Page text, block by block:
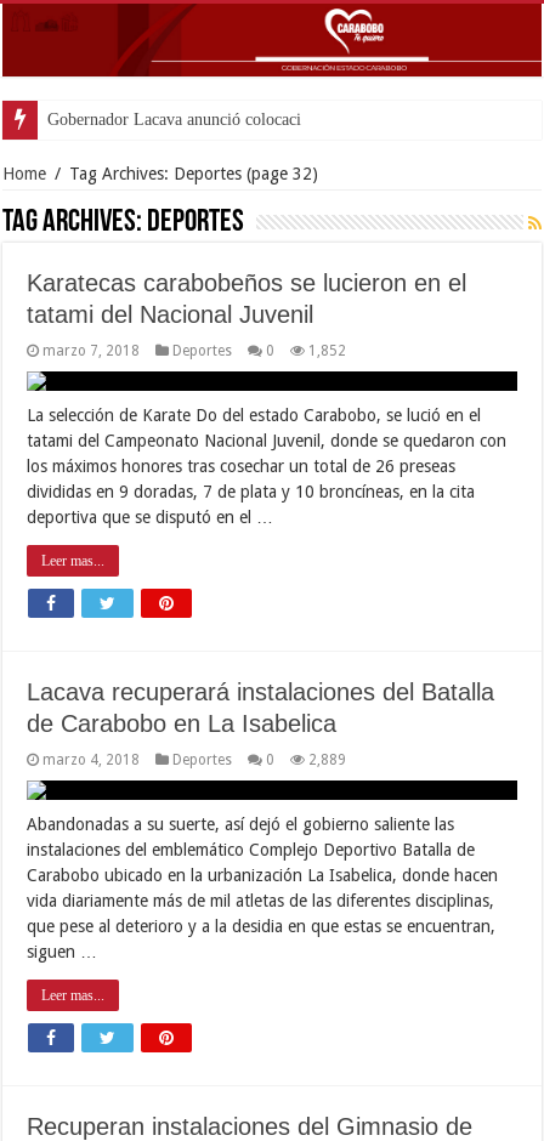
Gobernador Lacava anunció colocación de más de m
Home / Tag Archives: Deportes (page 32)
Tag Archives: Deportes
Karatecas carabobeños se lucieron en el
tatami del Nacional Juvenil
marzo 7, 2018 Deportes 0 1,852
La selección de Karate Do del estado Carabobo, se lució en el
tatami del Campeonato Nacional Juvenil, donde se quedaron con
los máximos honores tras cosechar un total de 26 preseas
divididas en 9 doradas, 7 de plata y 10 broncíneas, en la cita
deportiva que se disputó en el …
Leer mas...
Lacava recuperará instalaciones del Batalla
de Carabobo en La Isabelica
marzo 4, 2018 Deportes 0 2,889
Abandonadas a su suerte, así dejó el gobierno saliente las
instalaciones del emblemático Complejo Deportivo Batalla de
Carabobo ubicado en la urbanización La Isabelica, donde hacen
vida diariamente más de mil atletas de las diferentes disciplinas,
que pese al deterioro y a la desidia en que estas se encuentran,
siguen …
Leer mas...
Recuperan instalaciones del Gimnasio de